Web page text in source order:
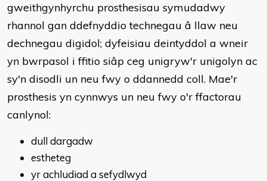
gweithgynhyrchu prosthesisau symudadwy
rhannol gan ddefnyddio technegau â llaw neu
dechnegau digidol; dyfeisiau deintyddol a wneir
yn bwrpasol i ffitio siâp ceg unigryw'r unigolyn ac
sy'n disodli un neu fwy o ddannedd coll. Mae'r
prosthesis yn cynnwys un neu fwy o'r ffactorau
canlynol:
dull dargadw
estheteg
yr achludiad a sefydlwyd